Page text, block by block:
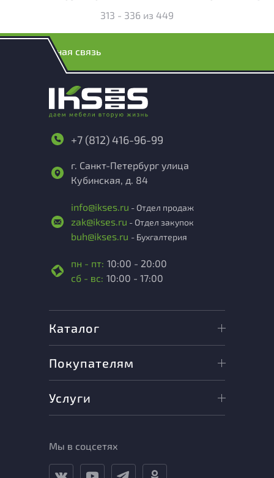
313 - 336 из 449
Обратная связь
+7 (812) 416-96-99
г. Санкт-Петербург улица
Кубинская, д. 84
info@ikses.ru - Отдел продаж
zak@ikses.ru - Отдел закупок
buh@ikses.ru - Бухгалтерия
пн - пт: 10:00 - 20:00
сб - вс: 10:00 - 17:00
Каталог
Покупателям
Услуги
Мы в соцсетях